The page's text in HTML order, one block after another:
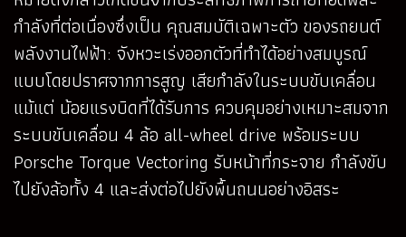
กำลังที่ต่อเนื่องซึ่งเป็น คุณสมบัติเฉพาะตัว ของรถยนต์
พลังงานไฟฟ้า: จังหวะเร่งออกตัวที่ทำได้อย่างสมบูรณ์
แบบโดยปราศจากการสูญ เสียกำลังในระบบขับเคลื่อน
แม้แต่ น้อยแรงบิดที่ได้รับการ ควบคุมอย่างเหมาะสมจาก
ระบบขับเคลื่อน 4 ล้อ all-wheel drive พร้อมระบบ
Porsche Torque Vectoring รับหน้าที่กระจาย กำลังขับ
ไปยังล้อทั้ง 4 และส่งต่อไปยังพื้นถนนอย่างอิสระ